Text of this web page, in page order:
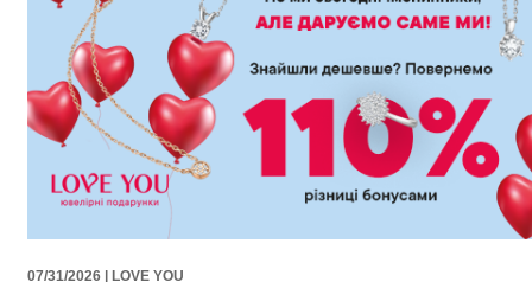
07/31/2026 | LOVE YOU